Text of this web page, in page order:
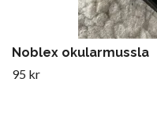
Noblex okularmussla
95 kr